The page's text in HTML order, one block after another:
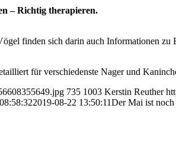
– Richtig therapieren.
finden sich darin auch Informationen
für verschiedenste Nager und
735 1003 Kerstin Reuther
2019-08-22 13:50:11Der Mai ist